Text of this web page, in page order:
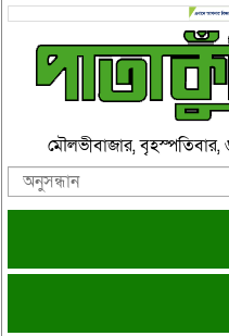
মৌলভীবাজার,